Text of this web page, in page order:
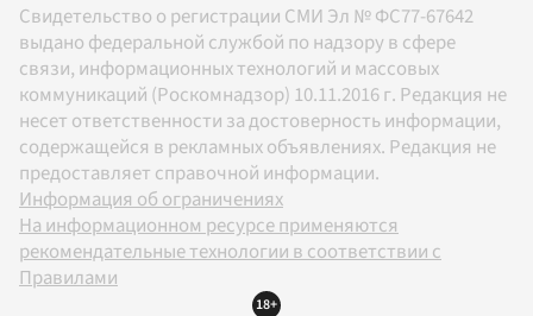
Свидетельство о регистрации СМИ Эл № ФС77-67642
выдано федеральной службой по надзору в сфере
связи, информационных технологий и массовых
коммуникаций (Роскомнадзор) 10.11.2016 г. Редакция не
несет ответственности за достоверность информации,
содержащейся в рекламных объявлениях. Редакция не
предоставляет справочной информации.
Информация об ограничениях
На информационном ресурсе применяются
рекомендательные технологии в соответствии с
Правилами
18+